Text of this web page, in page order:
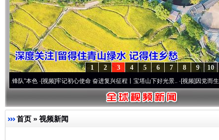
10
9
8
7
6
5
4
3
2
1
·[视频]牢记初心使命 奋进复兴征程丨宝塔山下好光景..·[视频]因党而生 为党而战
首页 » 视频新闻